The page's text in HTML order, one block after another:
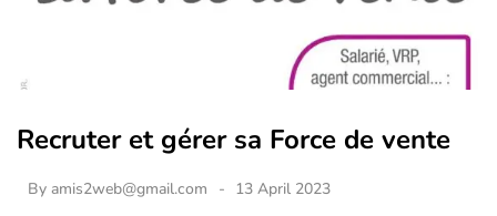
Recruter et gérer sa Force de vente
By amis2web@gmail.com 13 April 2023